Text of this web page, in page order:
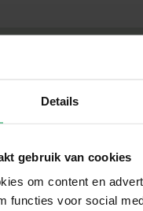
Details
gebruik van cookies
om content en
functies voor social
voeten twist